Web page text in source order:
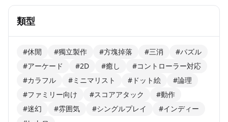
類型
#休閒 #獨立製作 #方塊掉落 #三消
#パズル
#アーケード
#2D #癒し
#コントローラー対応
#カラフル
#ミニマリスト #ドット絵
#論理
#ファミリー向け
#スコアアタック
#動作
#迷幻
#雰囲気 #シングルプレイ
#インディー